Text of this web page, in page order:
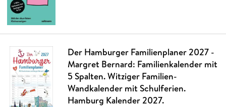
Der Hamburger Familienplaner 2027 -
Margret Bernard: Familienkalender mit
5 Spalten. Witziger Familien-
Wandkalender mit Schulferien.
Hamburg Kalender 2027.